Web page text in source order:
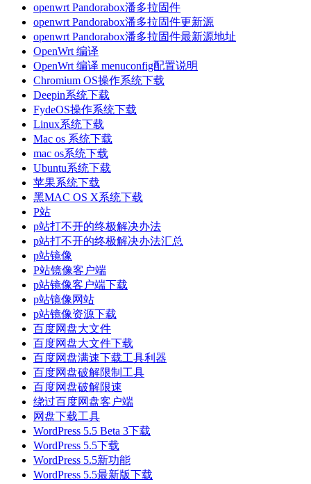
openwrt Pandorabox潘多拉固件
openwrt Pandorabox潘多拉固件更新源
openwrt Pandorabox潘多拉固件最新源地址
OpenWrt 编译
OpenWrt 编译 menuconfig配置说明
Chromium OS操作系统下载
Deepin系统下载
FydeOS操作系统下载
Linux系统下载
Mac os 系统下载
mac os系统下载
Ubuntu系统下载
苹果系统下载
黑MAC OS X系统下载
P站
p站打不开的终极解决办法
p站打不开的终极解决办法汇总
p站镜像
P站镜像客户端
p站镜像客户端下载
p站镜像网站
p站镜像资源下载
百度网盘大文件
百度网盘大文件下载
百度网盘满速下载工具利器
百度网盘破解限制工具
百度网盘破解限速
绕过百度网盘客户端
网盘下载工具
WordPress 5.5 Beta 3下载
WordPress 5.5下载
WordPress 5.5新功能
WordPress 5.5最新版下载